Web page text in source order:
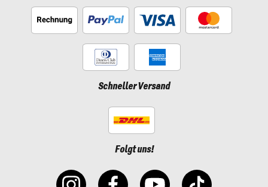
Schneller Versand
Folgt uns!